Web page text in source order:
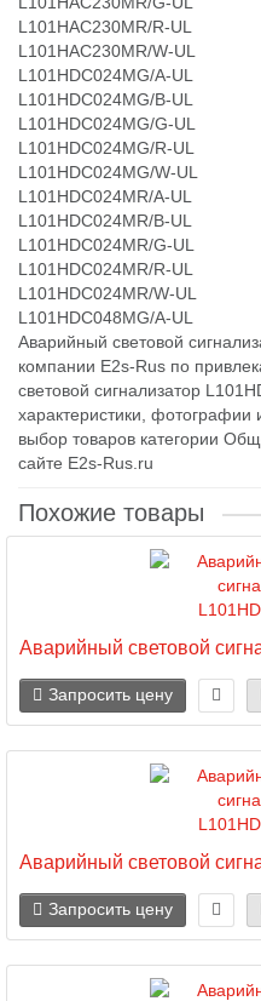
L101HAC230MR/R-UL
L101HAC230MR/W-UL
L101HDC024MG/A-UL
L101HDC024MG/B-UL
L101HDC024MG/G-UL
L101HDC024MG/R-UL
L101HDC024MG/W-UL
L101HDC024MR/A-UL
L101HDC024MR/B-UL
L101HDC024MR/G-UL
L101HDC024MR/R-UL
L101HDC024MR/W-UL
L101HDC048MG/A-UL
Аварийный световой
компании E2s-Rus по
световой сигнализатор
характеристики,
выбор товаров категории
сайте E2s-Rus.ru
Похожие товары
Аварийный световой
Запросить цену
Аварийный световой
Запросить цену